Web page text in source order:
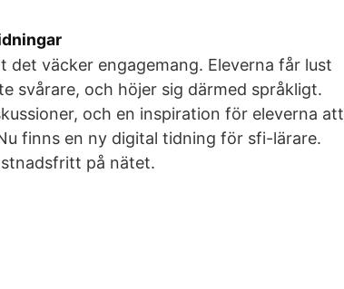
väcker engagemang. Eleverna får lust
svårare, och höjer sig därmed språkligt.
och en inspiration för eleverna att
finns en ny digital tidning för sfi-lärare.
på nätet.